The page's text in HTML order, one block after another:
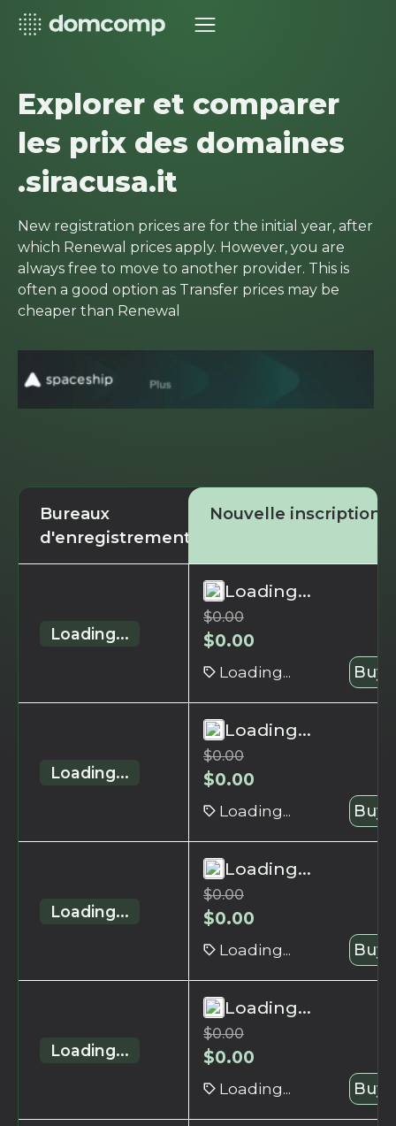
Explorer et comparer
les prix des domaines
.siracusa.it
New registration prices are for the initial year, after
which Renewal prices apply. However, you are
always free to move to another provider. This is
often a good option as Transfer prices may be
cheaper than Renewal
Bureaux
d'enregistrement
Nouvelle inscription
Loading...
Loading...
$0.00
$0.00
Loading... Buy
Loading...
Loading...
$0.00
$0.00
Loading... Buy
Loading...
Loading...
$0.00
$0.00
Loading... Buy
Loading...
Loading...
$0.00
$0.00
Loading... Buy